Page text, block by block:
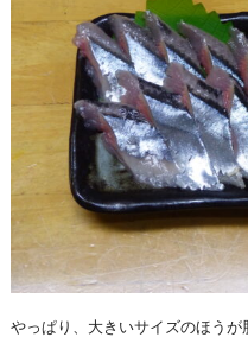
やっぱり、大きいサイズのほう